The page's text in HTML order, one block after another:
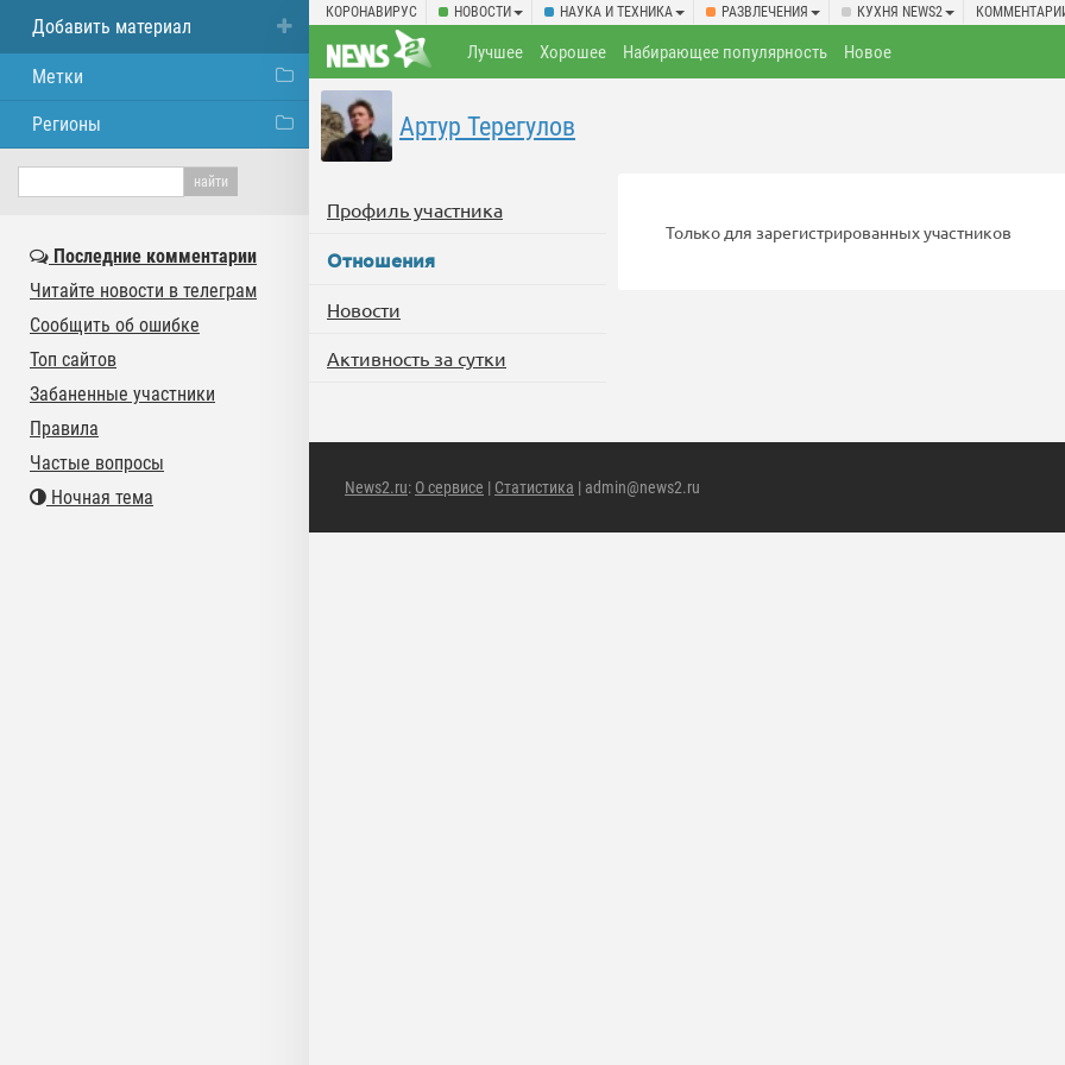
КОРОНАВИРУС НОВОСТИ НАУКА И ТЕХНИКА РАЗВЛЕЧЕНИЯ КУХНЯ NEWS2
Лучшее Хорошее Набирающее популярность Новое
Артур Терегулов
Профиль участника
Отношения
Новости
Активность за сутки
Только для зарегистрированных участников
News2.ru: О сервисе | Статистика | admin@news2.ru
Добавить материал
Метки
Регионы
Последние комментарии
Читайте новости в телеграм
Сообщить об ошибке
Топ сайтов
Забаненные участники
Правила
Частые вопросы
Ночная тема